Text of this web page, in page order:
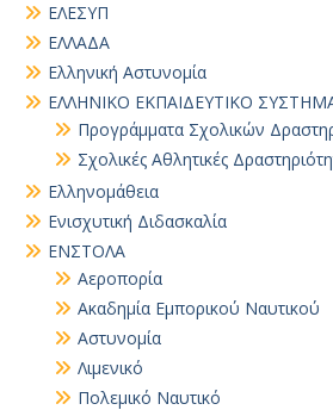
ΕΛΕΣΥΠ
ΕΛΛΑΔΑ
Ελληνική Αστυνομία
ΕΛΛΗΝΙΚΟ ΕΚΠΑΙΔΕΥΤΙΚΟ
Προγράμματα Σχολικών
Σχολικές Αθλητικές
Ελληνομάθεια
Ενισχυτική Διδασκαλία
ΕΝΣΤΟΛΑ
Αεροπορία
Ακαδημία Εμπορικού Ναυτικού
Αστυνομία
Λιμενικό
Πολεμικό Ναυτικό